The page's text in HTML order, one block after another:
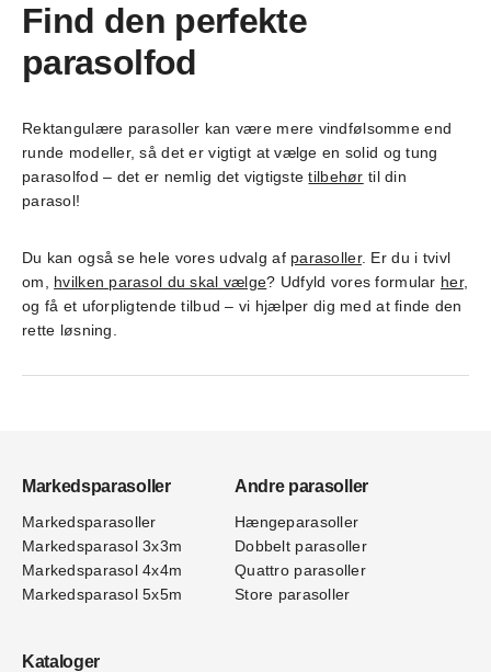
Find den perfekte
parasolfod
Rektangulære parasoller kan være mere vindfølsomme end
runde modeller, så det er vigtigt at vælge en solid og tung
parasolfod – det er nemlig det vigtigstetilbehør til din
parasol!
Du kan også se hele vores udvalg af parasoller. Er du i tvivl
om, hvilken parasol du skal vælge? Udfyld vores formular her,
og få et uforpligtende tilbud – vi hjælper dig med at finde den
rette løsning.
Markedsparasoller
Markedsparasoller
Markedsparasol 3x3m
Markedsparasol 4x4m
Markedsparasol 5x5m
Andre parasoller
Hængeparasoller
Dobbelt parasoller
Quattro parasoller
Store parasoller
Kataloger